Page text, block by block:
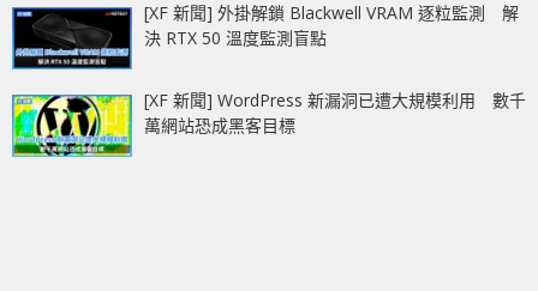
[XF 新聞] 外掛解鎖 Blackwell VRAM 逐粒監測 解
決 RTX 50 溫度監測盲點
[XF 新聞] WordPress 新漏洞已遭大規模利用 數千
萬網站恐成黑客目標